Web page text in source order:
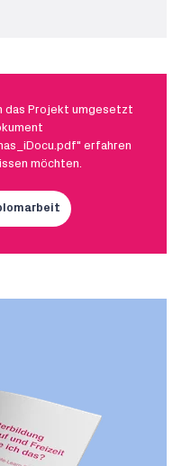
das Projekt umgesetzt
erfahren
möchten.